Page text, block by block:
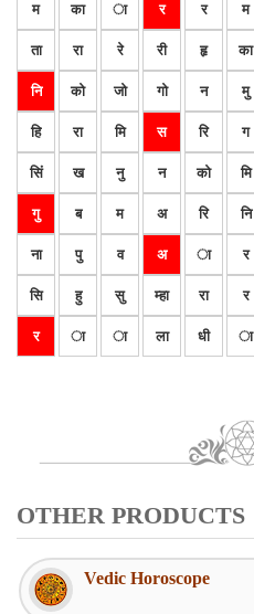
म का ा र र म
ता रा रे री हृ का
नि को जो गो न मु
हि रा मि स रि ग
सिं ख नु न को मि
गु ब म अ रि नि
ना पु व अ ा र
सि हु सु म्हा रा र
र ा ा ला धी ा
OTHER PRODUCTS
Vedic Horoscope